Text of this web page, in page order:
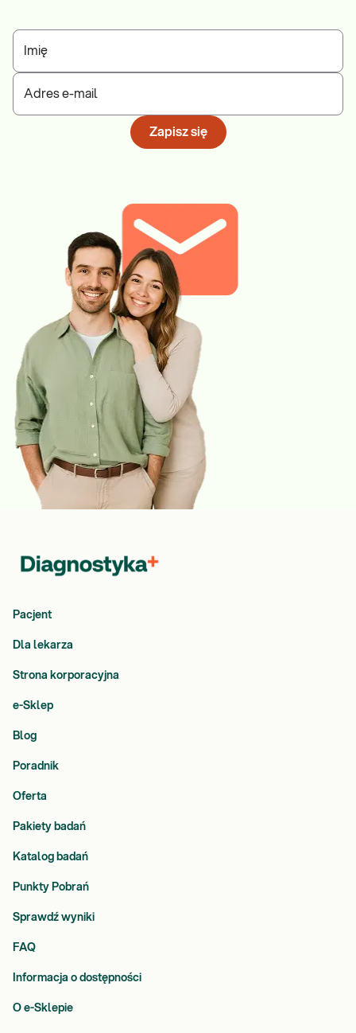
Imię
Adres e-mail
Zapisz się
Pacjent
Dla lekarza
Strona korporacyjna
e-Sklep
Blog
Poradnik
Oferta
Pakiety badań
Katalog badań
Punkty Pobrań
Sprawdź wyniki
FAQ
Informacja o dostępności
O e-Sklepie